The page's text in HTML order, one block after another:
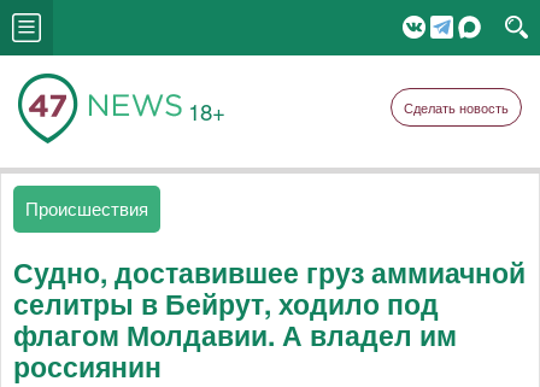
18+ Сделать новость
Происшествия
Судно, доставившее груз аммиачной
селитры в Бейрут, ходило под
флагом Молдавии. А владел им
россиянин